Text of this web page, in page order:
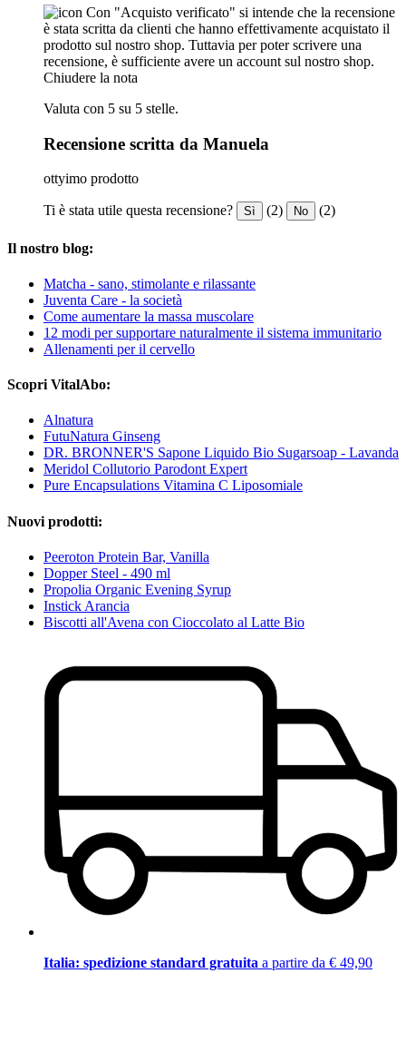
Con "Acquisto verificato" si intende che la recensione
è stata scritta da clienti che hanno effettivamente acquistato il
prodotto sul nostro shop. Tuttavia per poter scrivere una
recensione, è sufficiente avere un account sul nostro shop.
Chiudere la nota
Valuta con 5 su 5 stelle.
Recensione scritta da Manuela
ottyimo prodotto
Ti è stata utile questa recensione? Sì (2) No (2)
Il nostro blog:
Matcha - sano, stimolante e rilassante
Juventa Care - la società
Come aumentare la massa muscolare
12 modi per supportare naturalmente il sistema immunitario
Allenamenti per il cervello
Scopri VitalAbo:
Alnatura
FutuNatura Ginseng
DR. BRONNER'S Sapone Liquido Bio Sugarsoap - Lavanda
Meridol Collutorio Parodont Expert
Pure Encapsulations Vitamina C Liposomiale
Nuovi prodotti:
Peeroton Protein Bar, Vanilla
Dopper Steel - 490 ml
Propolia Organic Evening Syrup
Instick Arancia
Biscotti all'Avena con Cioccolato al Latte Bio
Italia: spedizione standard gratuita a partire da € 49,90